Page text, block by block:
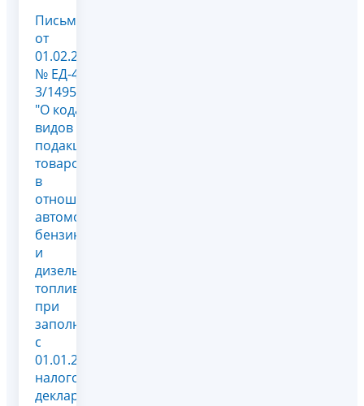
Письмо
от
01.02.2012
№ ЕД-4-
3/1495@
"О кодах
видов
подакцизных
товаров
в
отношении
автомобильного
бензина
и
дизельного
топлива
при
заполнении
с
01.01.2012
налоговой
декларации...